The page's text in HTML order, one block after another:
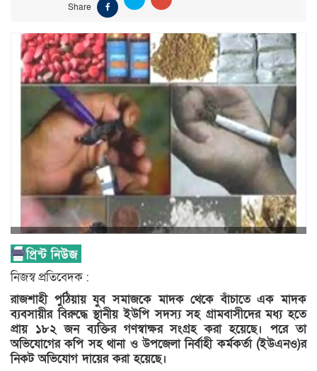
Share
নিজস্ব প্রতিবেদক :
রাজশাহী পুঠিয়ায় যুব সমাজকে মাদক থেকে বাঁচাতে এক মাদক
ব্যবসায়ীর বিরুদ্ধে স্থানীয় ইউপি সদস্য সহ গ্রামবাসীদের মধ্য হতে
প্রায় ১৮২ জন ব্যক্তির গণস্বাক্ষর সংগ্রহ করা হয়েছে। পরে তা
অভিযোগের কপি সহ থানা ও উপজেলা নির্বাহী কর্মকর্তা (ইউএনও)র
নিকট অভিযোগ দায়ের করা হয়েছে।